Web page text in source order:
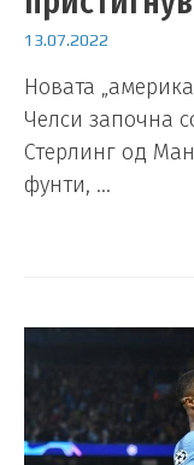
13.07.2022
Новата
Челси започна
Стерлинг од
фунти, …